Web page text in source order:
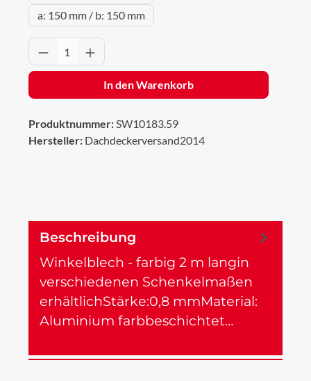
a: 150 mm / b: 150 mm
Produkt Anzahl: Gib den gewünschten
In den Warenkorb
Produktnummer:SW10183.59
Hersteller: Dachdeckerversand2014
Beschreibung
Winkelblech - farbig 2 m langin
verschiedenen Schenkelmaßen
erhältlichStärke:0,8 mmMaterial:
Aluminium farbbeschichtet…